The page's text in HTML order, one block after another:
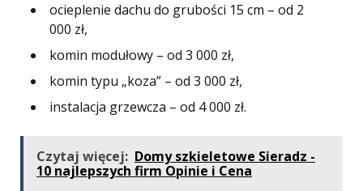
ocieplenie dachu do grubości 15 cm – od 2
000 zł,
komin modułowy – od 3 000 zł,
komin typu „koza” – od 3 000 zł,
instalacja grzewcza – od 4 000 zł.
Czytaj więcej: Domy szkieletowe Sieradz -
10 najlepszych firm Opinie i Cena